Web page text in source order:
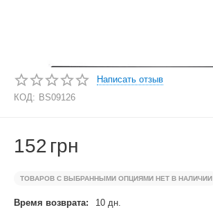
Написать отзыв
КОД: BS09126
152 грн
ТОВАРОВ С ВЫБРАННЫМИ ОПЦИЯМИ НЕТ В НАЛИЧИИ
Время возврата: 10 дн.